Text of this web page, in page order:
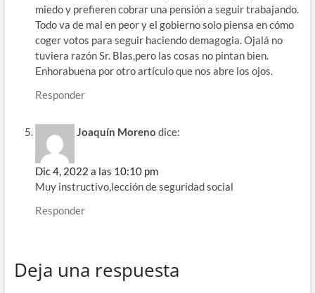
miedo y prefieren cobrar una pensión a seguir trabajando.
Todo va de mal en peor y el gobierno solo piensa en cómo
coger votos para seguir haciendo demagogia. Ojalá no
tuviera razón Sr. Blas,pero las cosas no pintan bien.
Enhorabuena por otro artículo que nos abre los ojos.
Responder
Joaquín Moreno dice:
Dic 4, 2022 a las 10:10 pm
Muy instructivo,lección de seguridad social
Responder
Deja una respuesta